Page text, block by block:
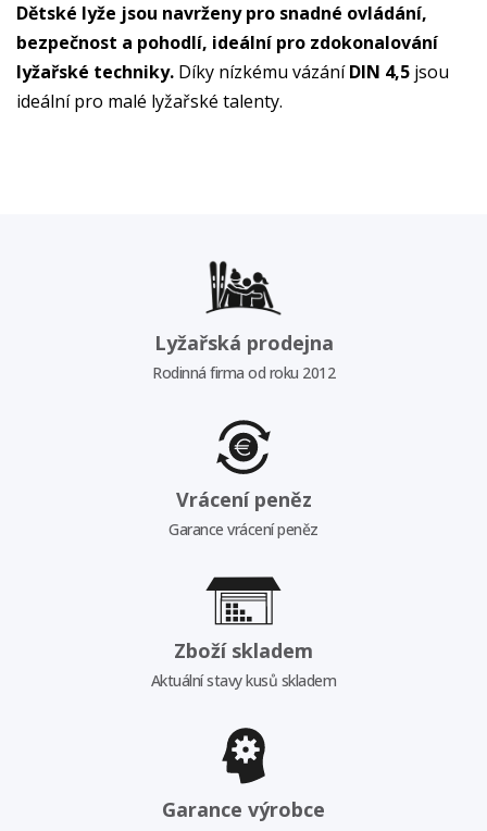
Dětské lyže jsou navrženy pro snadné ovládání,
bezpečnost a pohodlí, ideální pro zdokonalování
lyžařské techniky. Díky nízkému vázáníDIN 4,5 jsou
ideální pro malé lyžařské talenty.
Lyžařská prodejna
Rodinná firma od roku 2012
Vrácení peněz
Garance vrácení peněz
Zboží skladem
Aktuální stavy kusů skladem
Garance výrobce